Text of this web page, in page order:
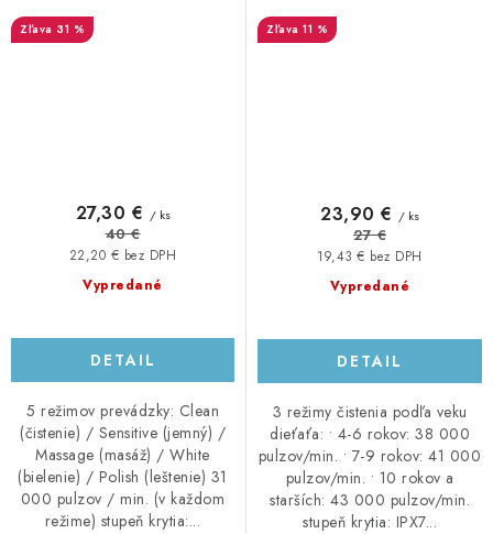
31 %
Vypredané
22,20 € bez DPH
27,30 € / ks
40 €
DETAIL
5 režimov prevádzky: Clean
(čistenie) / Sensitive (jemný) /
Massage (masáž) / White
(bielenie) / Polish (leštenie) 31
000 pulzov / min. (v každom
režime) stupeň krytia:...
11 %
Vypredané
19,43 € bez DPH
23,90 € / ks
27 €
DETAIL
3 režimy čistenia podľa veku
dieťaťa: • 4-6 rokov: 38 000
pulzov/min. • 7-9 rokov: 41 000
pulzov/min. • 10 rokov a
starších: 43 000 pulzov/min.
stupeň krytia: IPX7...